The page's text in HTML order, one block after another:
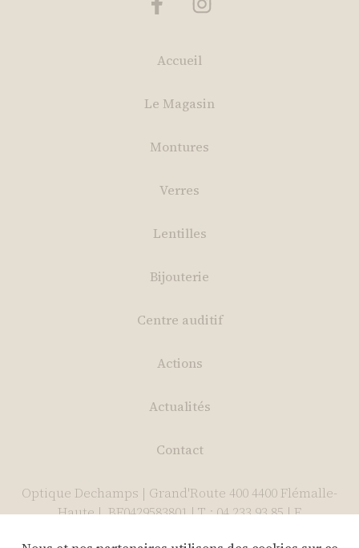
Accueil
Le Magasin
Montures
Verres
Lentilles
Bijouterie
Centre auditif
Actions
Actualités
Contact
Optique Dechamps | Grand'Route 400 4400 Flémalle-
Haute | BE0429583801 | T : 04 233 93 85 | E